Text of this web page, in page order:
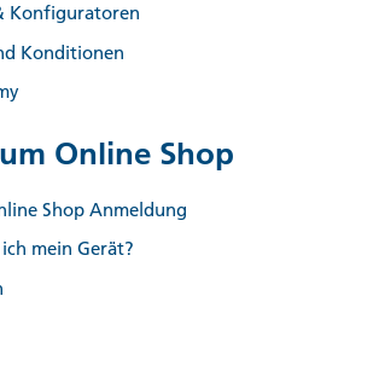
Konfiguratoren
Konditionen
Online Shop
Shop Anmeldung
mein Gerät?